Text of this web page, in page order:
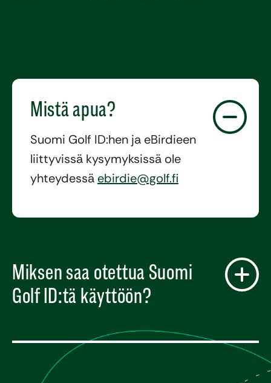
Mistä apua?
Suomi Golf ID:hen ja eBirdieen
liittyvissä kysymyksissä ole
yhteydessä ebirdie@golf.fi
Miksen saa otettua Suomi
Golf ID:tä käyttöön?